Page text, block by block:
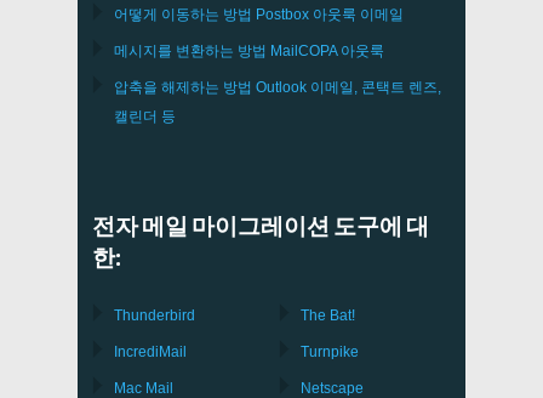
어떻게 이동하는 방법 Postbox 아웃룩 이메일
메시지를 변환하는 방법 MailCOPA아웃룩
압축을 해제하는 방법 Outlook 이메일, 콘택트 렌즈,
캘린더 등
전자 메일 마이그레이션 도구에 대
한:
Thunderbird
IncrediMail
Mac Mail
The Bat!
Turnpike
Netscape